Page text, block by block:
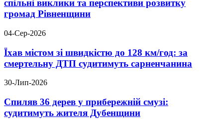
спільні виклики та перспективи розвитку
громад Рівненщини
04-Сер-2026
Їхав містом зі швидкістю до 128 км/год: за
смертельну ДТП судитимуть сарненчанина
30-Лип-2026
Спиляв 36 дерев у прибережній смузі:
судитимуть жителя Дубенщини